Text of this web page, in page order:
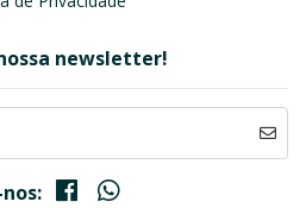
newsletter!